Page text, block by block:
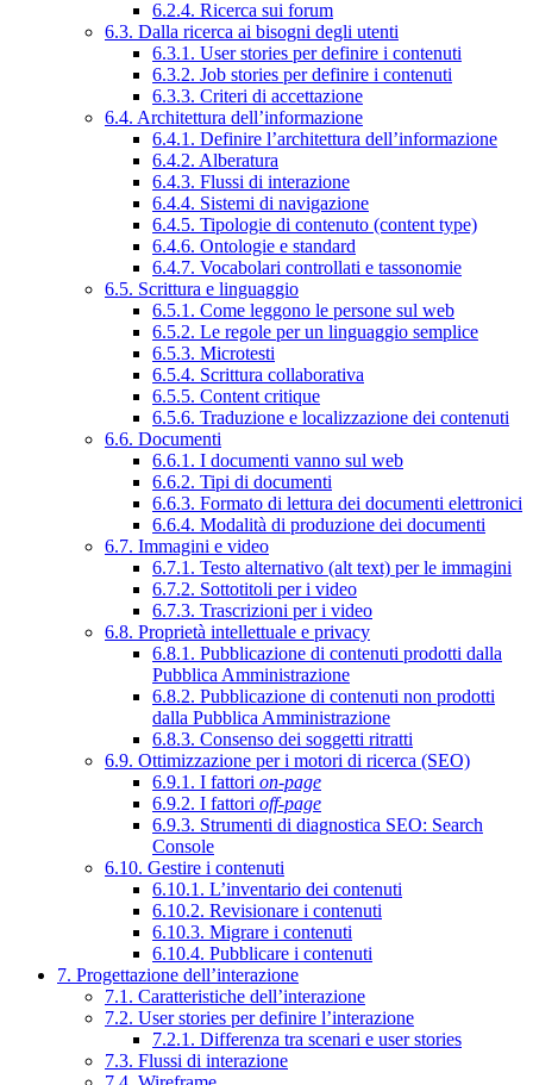
6.2.4. Ricerca sui forum
6.3. Dalla ricerca ai bisogni degli utenti
6.3.1. User stories per definire i contenuti
6.3.2. Job stories per definire i contenuti
6.3.3. Criteri di accettazione
6.4. Architettura dell’informazione
6.4.1. Definire l’architettura dell’informazione
6.4.2. Alberatura
6.4.3. Flussi di interazione
6.4.4. Sistemi di navigazione
6.4.5. Tipologie di contenuto (content type)
6.4.6. Ontologie e standard
6.4.7. Vocabolari controllati e tassonomie
6.5. Scrittura e linguaggio
6.5.1. Come leggono le persone sul web
6.5.2. Le regole per un linguaggio semplice
6.5.3. Microtesti
6.5.4. Scrittura collaborativa
6.5.5. Content critique
6.5.6. Traduzione e localizzazione dei contenuti
6.6. Documenti
6.6.1. I documenti vanno sul web
6.6.2. Tipi di documenti
6.6.3. Formato di lettura dei documenti elettronici
6.6.4. Modalità di produzione dei documenti
6.7. Immagini e video
6.7.1. Testo alternativo (alt text) per le immagini
6.7.2. Sottotitoli per i video
6.7.3. Trascrizioni per i video
6.8. Proprietà intellettuale e privacy
6.8.1. Pubblicazione di contenuti prodotti dalla
Pubblica Amministrazione
6.8.2. Pubblicazione di contenuti non prodotti
dalla Pubblica Amministrazione
6.8.3. Consenso dei soggetti ritratti
6.9. Ottimizzazione per i motori di ricerca (SEO)
6.9.1. I fattori on-page
6.9.2. I fattori off-page
6.9.3. Strumenti di diagnostica SEO: Search
Console
6.10. Gestire i contenuti
6.10.1. L’inventario dei contenuti
6.10.2. Revisionare i contenuti
6.10.3. Migrare i contenuti
6.10.4. Pubblicare i contenuti
7. Progettazione dell’interazione
7.1. Caratteristiche dell’interazione
7.2. User stories per definire l’interazione
7.2.1. Differenza tra scenari e user stories
7.3. Flussi di interazione